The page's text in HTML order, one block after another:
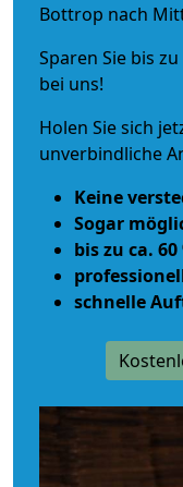
Bottrop nach
Sparen Sie bis
bei uns!
Holen Sie sich
unverbindliche
Keine
Sogar
bis zu ca.
schnelle